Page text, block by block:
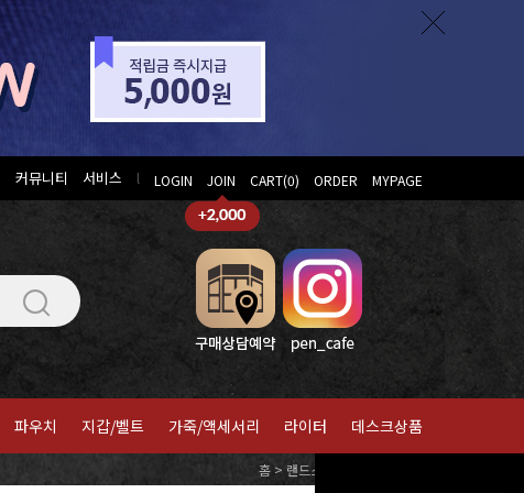
커뮤니티 서비스 l LOGIN JOIN CART(0) ORDER MYPAGE
파우치 지갑/벨트 가죽/액세서리 라이터 데스크상품
홈 > 랜드스케이프